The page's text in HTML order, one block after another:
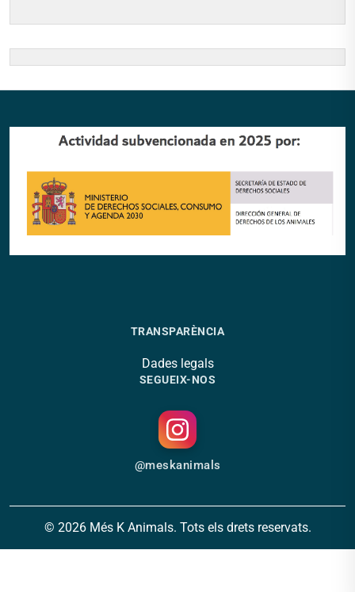
TRANSPARÈNCIA
Dades legals
SEGUEIX-NOS
@meskanimals
© 2026 Més K Animals. Tots els drets reservats.